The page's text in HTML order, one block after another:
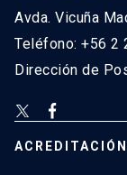
Avda. Vicuña
Teléfono: +56 2
Dirección de
ACREDITACIÓN